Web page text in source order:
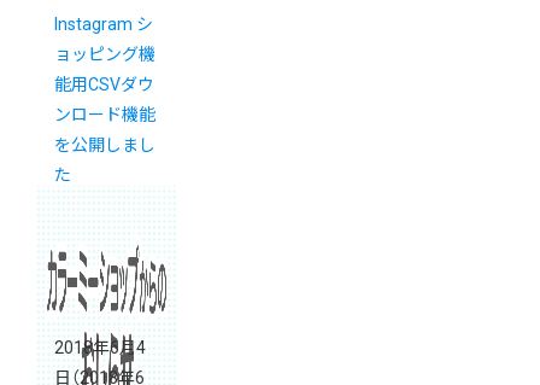
Instagram シ
ョッピング機
能用CSVダウ
ンロード機能
を公開しまし
た
2018年6月4
日（2018年6